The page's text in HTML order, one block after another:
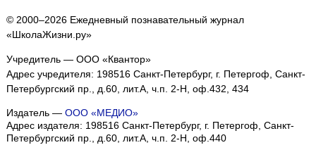
© 2000–2026 Ежедневный познавательный журнал
«ШколаЖизни.ру»
Учредитель — ООО «Квантор»
Адрес учредителя: 198516 Санкт-Петербург, г. Петергоф, Санкт-
Петербургский пр., д.60, лит.А, ч.п. 2-Н, оф.432, 434
Издатель — ООО «МЕДИО»
Адрес издателя: 198516 Санкт-Петербург, г. Петергоф, Санкт-
Петербургский пр., д.60, лит.А, ч.п. 2-Н, оф.440